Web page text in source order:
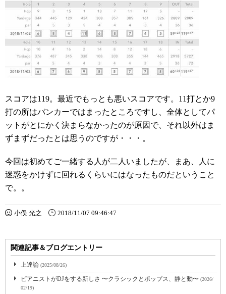
スコアは119。最近でもっとも悪いスコアです。11打とか9
打の所はバンカーではまったところですし、全体としてパ
ットがとにかく決まらなかったのが原因で、それ以外はま
ずまずだったとは思うのですが・・・。
今回は初めてご一緒する人が二人いましたが、まあ、人に
迷惑をかけずに回れるくらいにはなったものだということ
で。。
小俣 光之 2018/11/07 09:46:47
関連記事＆ブログエントリー
上達論 (2025/08/26)
ピアニストがDJをする新しさ 〜クラシックとポップス、静と動〜 (2026/
02/19)